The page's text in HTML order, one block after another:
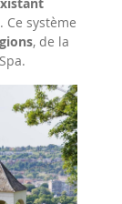
système
, de la